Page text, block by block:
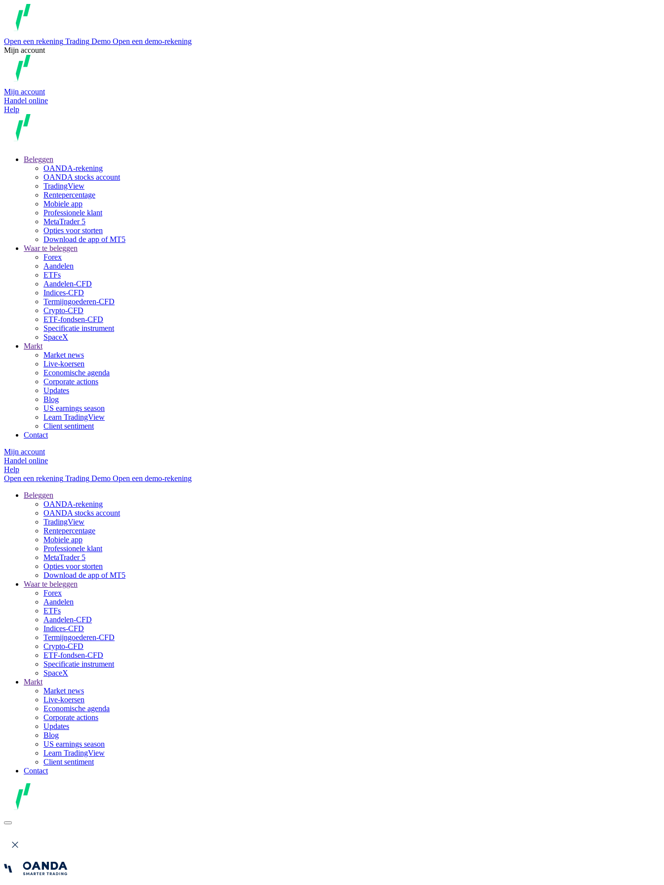
Open een rekening Trading Demo Open een demo-rekening
Mijn account
Mijn account
Handel online
Help
Beleggen
OANDA-rekening
OANDA stocks account
TradingView
Rentepercentage
Mobiele app
Professionele klant
MetaTrader 5
Opties voor storten
Download de app of MT5
Waar te beleggen
Forex
Aandelen
ETFs
Aandelen-CFD
Indices-CFD
Termijngoederen-CFD
Crypto-CFD
ETF-fondsen-CFD
Specificatie instrument
SpaceX
Markt
Market news
Live-koersen
Economische agenda
Corporate actions
Updates
Blog
US earnings season
Learn TradingView
Client sentiment
Contact
Mijn account
Handel online
Help
Open een rekening Trading Demo Open een demo-rekening
Beleggen
OANDA-rekening
OANDA stocks account
TradingView
Rentepercentage
Mobiele app
Professionele klant
MetaTrader 5
Opties voor storten
Download de app of MT5
Waar te beleggen
Forex
Aandelen
ETFs
Aandelen-CFD
Indices-CFD
Termijngoederen-CFD
Crypto-CFD
ETF-fondsen-CFD
Specificatie instrument
SpaceX
Markt
Market news
Live-koersen
Economische agenda
Corporate actions
Updates
Blog
US earnings season
Learn TradingView
Client sentiment
Contact